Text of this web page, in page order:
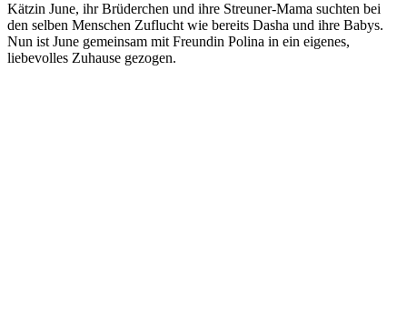
Kätzin June, ihr Brüderchen und ihre Streuner-Mama suchten bei
den selben Menschen Zuflucht wie bereits Dasha und ihre Babys.
Nun ist June gemeinsam mit Freundin Polina in ein eigenes,
liebevolles Zuhause gezogen.